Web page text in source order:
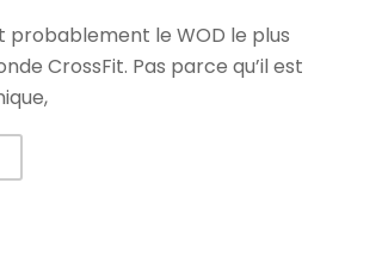
probablement le WOD le plus
CrossFit. Pas parce qu’il est